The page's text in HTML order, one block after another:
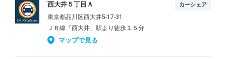
西大井５丁目Ａ カーシェア
東京都品川区西大井5-17-31
ＪＲ線「西大井」駅より徒歩１５分
マップで見る